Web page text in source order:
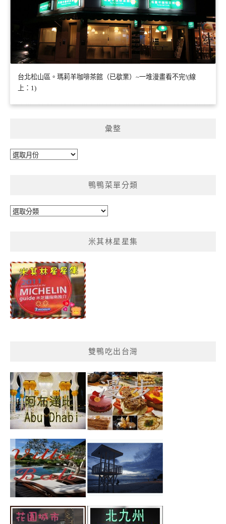
台北松山區。瑪莉羊咖啡茶館（已歇業）~一堆漫畫看不完!(線
上：1)
彙整
彙
鴨鴨菜單分類
鴨
類
米其林星星集
雙鴨吃出台灣